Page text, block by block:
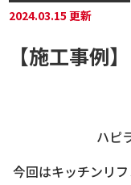
2024.03.15 更新
【施工事例
ハピ
今回はキッチンリ